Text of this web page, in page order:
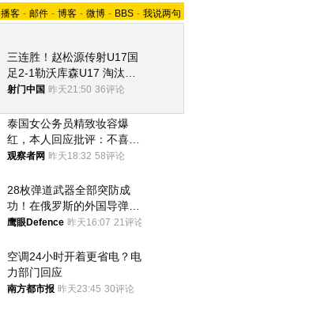
播客 - 邮件 - 博客 - 微博 - BBS - 我说两句
三连胜！赵松源传射U17国
足2-1勒沃库森U17 淘汰赛
将战河床
射门中国 昨天21:50 36评论
泰国女公务员精致妆容爆
红，本人回应批评：不喜欢
就别看
观察者网 昨天18:32 58评论
28枚弹道武器全部突防成
功！在俄罗斯的外国导弹发
射车都是合法打击目标
鹰眼Defence 昨天16:07 21评论
空调24小时开着更省电？电
力部门回应
南方都市报 昨天23:45 30评论